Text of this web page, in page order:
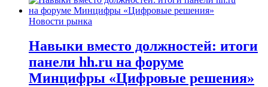
Новости рынка
Навыки вместо должностей: итоги
панели hh.ru на форуме
Минцифры «Цифровые решения»